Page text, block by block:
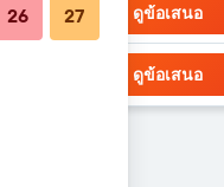
ดูข้อเสนอ
ดูข้อเสนอ
26 27